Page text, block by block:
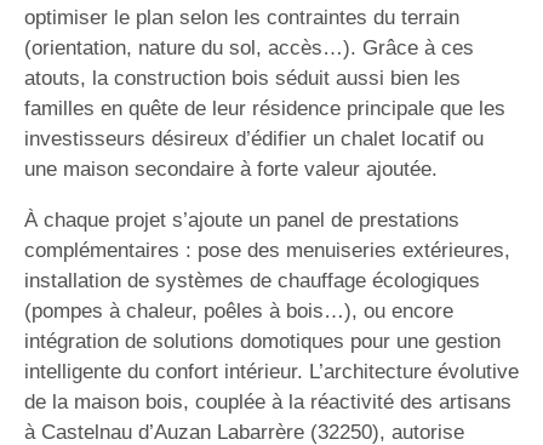
optimiser le plan selon les contraintes du terrain
(orientation, nature du sol, accès…). Grâce à ces
atouts, la construction bois séduit aussi bien les
familles en quête de leur résidence principale que les
investisseurs désireux d’édifier un chalet locatif ou
une maison secondaire à forte valeur ajoutée.
À chaque projet s’ajoute un panel de prestations
complémentaires : pose des menuiseries extérieures,
installation de systèmes de chauffage écologiques
(pompes à chaleur, poêles à bois…), ou encore
intégration de solutions domotiques pour une gestion
intelligente du confort intérieur. L’architecture évolutive
de la maison bois, couplée à la réactivité des artisans
à Castelnau d’Auzan Labarrère (32250), autorise